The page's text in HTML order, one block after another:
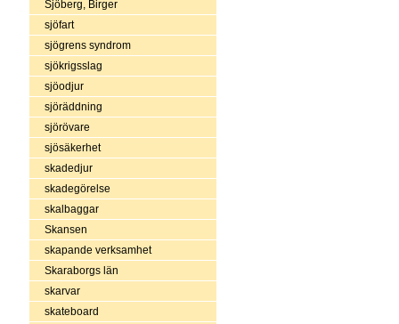
Sjöberg, Birger
sjöfart
sjögrens syndrom
sjökrigsslag
sjöodjur
sjöräddning
sjörövare
sjösäkerhet
skadedjur
skadegörelse
skalbaggar
Skansen
skapande verksamhet
Skaraborgs län
skarvar
skateboard